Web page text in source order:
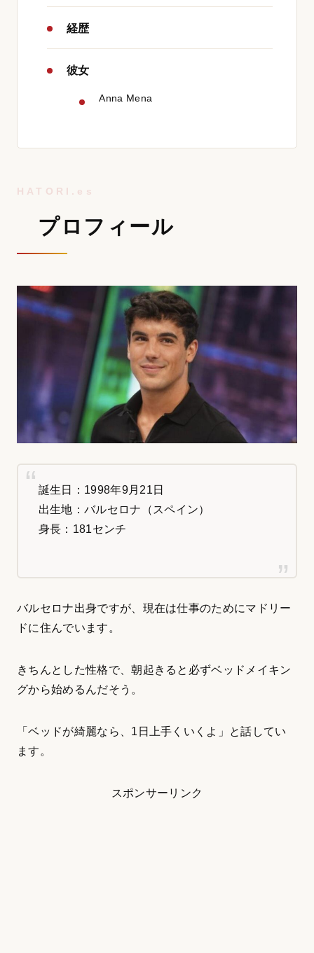
経歴
彼女
Anna Mena
プロフィール
誕生日：1998年9月21日
出生地：バルセロナ（スペイン）
身長：181センチ
バルセロナ出身ですが、現在は仕事のためにマドリー
ドに住んでいます。
きちんとした性格で、朝起きると必ずベッドメイキン
グから始めるんだそう。
「ベッドが綺麗なら、1日上手くいくよ」と話してい
ます。
スポンサーリンク